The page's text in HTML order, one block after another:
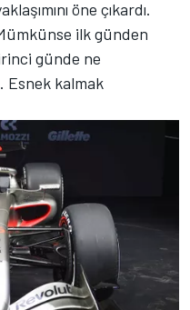
öne çıkardı.
ilk günden
günde ne
Esnek kalmak